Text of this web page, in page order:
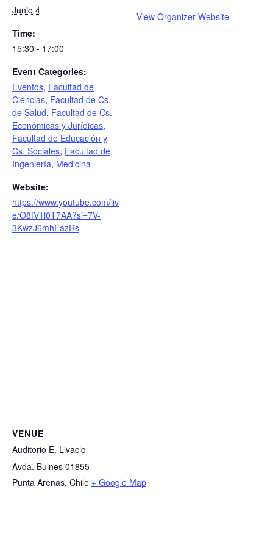
Junio 4
Time:
15:30 - 17:00
Event Categories:
Eventos, Facultad de
Ciencias, Facultad de Cs.
de Salud, Facultad de Cs.
Económicas y Jurídicas,
Facultad de Educación y
Cs. Sociales, Facultad de
Ingeniería, Medicina
Website:
https://www.youtube.com/liv
e/O8fV1l0T7AA?si=7V-
3KwzJ6mhEazRs
View Organizer Website
VENUE
Auditorio E. Livacic
Avda. Bulnes 01855
Punta Arenas, Chile + Google Map